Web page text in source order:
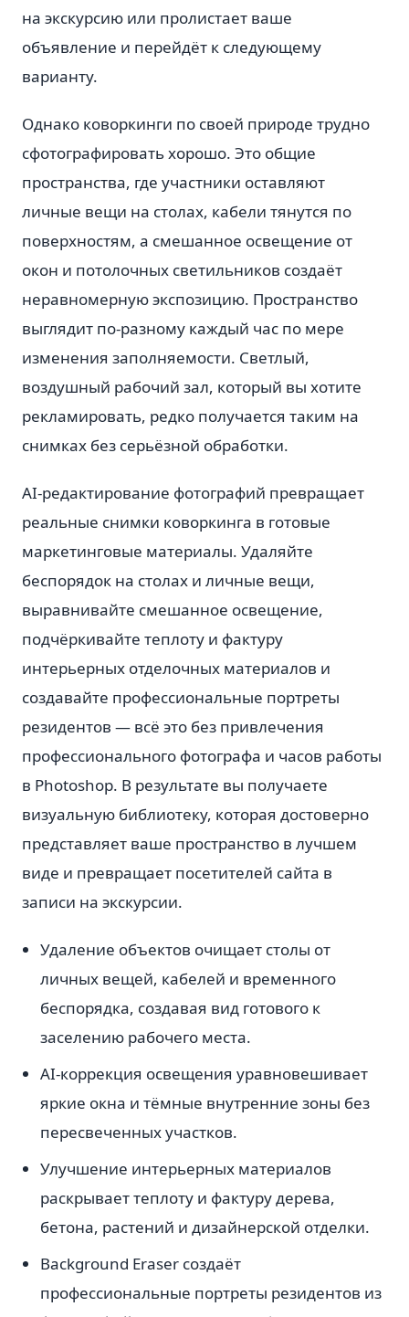
на экскурсию или пролистает ваше
объявление и перейдёт к следующему
варианту.
Однако коворкинги по своей природе трудно
сфотографировать хорошо. Это общие
пространства, где участники оставляют
личные вещи на столах, кабели тянутся по
поверхностям, а смешанное освещение от
окон и потолочных светильников создаёт
неравномерную экспозицию. Пространство
выглядит по-разному каждый час по мере
изменения заполняемости. Светлый,
воздушный рабочий зал, который вы хотите
рекламировать, редко получается таким на
снимках без серьёзной обработки.
AI-редактирование фотографий превращает
реальные снимки коворкинга в готовые
маркетинговые материалы. Удаляйте
беспорядок на столах и личные вещи,
выравнивайте смешанное освещение,
подчёркивайте теплоту и фактуру
интерьерных отделочных материалов и
создавайте профессиональные портреты
резидентов — всё это без привлечения
профессионального фотографа и часов работы
в Photoshop. В результате вы получаете
визуальную библиотеку, которая достоверно
представляет ваше пространство в лучшем
виде и превращает посетителей сайта в
записи на экскурсии.
Удаление объектов очищает столы от
личных вещей, кабелей и временного
беспорядка, создавая вид готового к
заселению рабочего места.
AI-коррекция освещения уравновешивает
яркие окна и тёмные внутренние зоны без
пересвеченных участков.
Улучшение интерьерных материалов
раскрывает теплоту и фактуру дерева,
бетона, растений и дизайнерской отделки.
Background Eraser создаёт
профессиональные портреты резидентов из